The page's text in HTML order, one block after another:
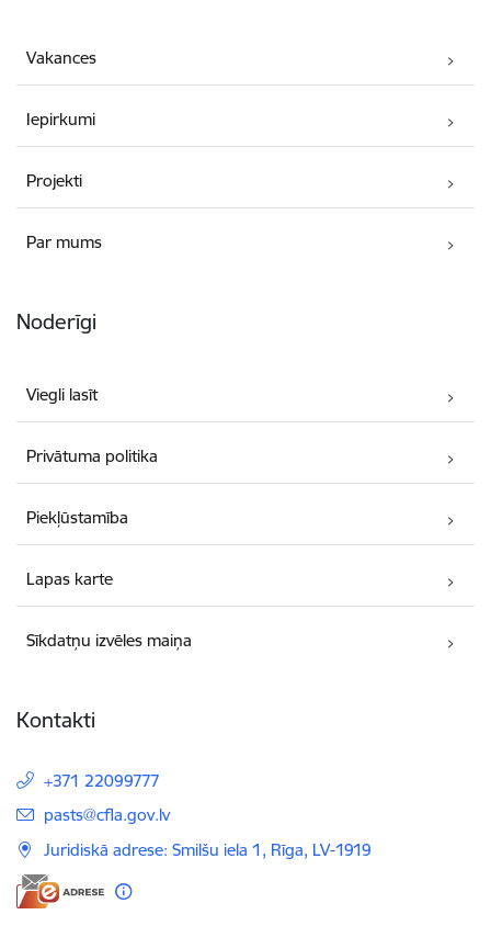
Vakances
Iepirkumi
Projekti
Par mums
Noderīgi
Viegli lasīt
Privātuma politika
Piekļūstamība
Lapas karte
Sīkdatņu izvēles maiņa
Kontakti
+371 22099777
E-pasts:
pasts@cfla.gov.lv
Juridiskā adrese: Smilšu iela 1, Rīga, LV-1919